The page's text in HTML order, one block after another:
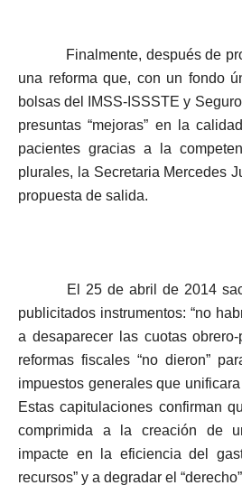
Finalmente, después de
una reforma que, con un fondo
bolsas del IMSS-ISSSTE y
presuntas “mejoras” en la
pacientes gracias a la
plurales, la Secretaria Mercedes
propuesta de salida.
El 25 de abril de 2014
publicitados instrumentos: “no
a desaparecer las cuotas
reformas fiscales “no dieron”
impuestos generales que
Estas capitulaciones confirman
comprimida a la creación de
impacte en la eficiencia del
recursos” y a degradar el